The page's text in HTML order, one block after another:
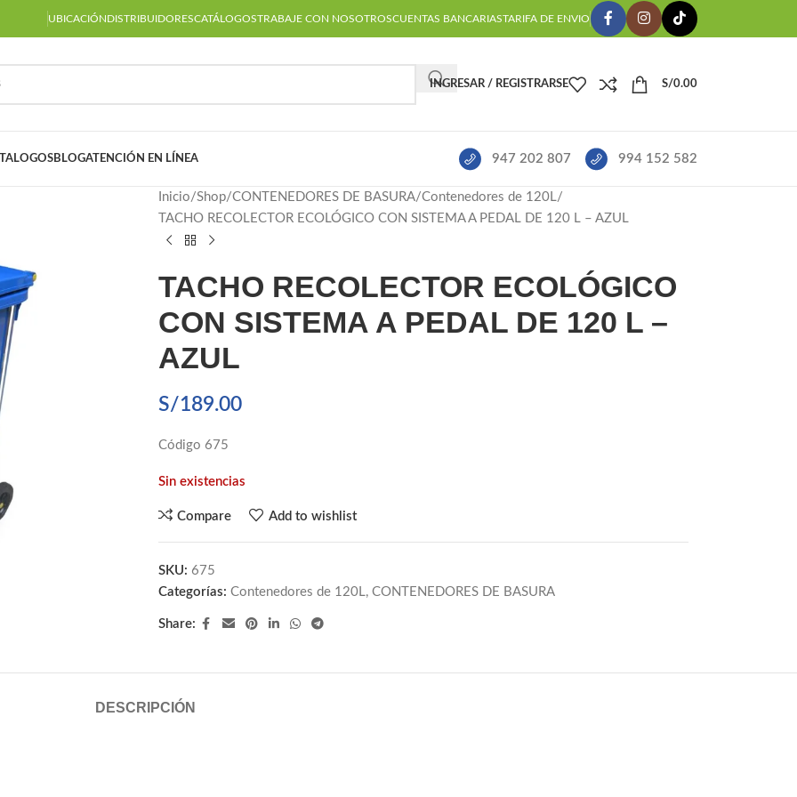
UBICACIÓNDISTRIBUIDORESCATÁLOGOSTRABAJE CON NOSOTROSCUENTAS BANCARIASTARIFA DE ENVIO
INGRESAR / REGISTRARSE S/0.00
BLOGATENCIÓN EN LÍNEA 947 202 807 994 152 582
Inicio Shop CONTENEDORES DE BASURA Contenedores de 120L
TACHO RECOLECTOR ECOLÓGICO CON SISTEMA A PEDAL DE 120 L – AZUL
TACHO RECOLECTOR ECOLÓGICO
CON SISTEMA A PEDAL DE 120 L –
AZUL
S/189.00
Código 675
Sin existencias
Compare Add to wishlist
SKU: 675
Categorías: Contenedores de 120L, CONTENEDORES DE BASURA
Share:
DESCRIPCIÓN